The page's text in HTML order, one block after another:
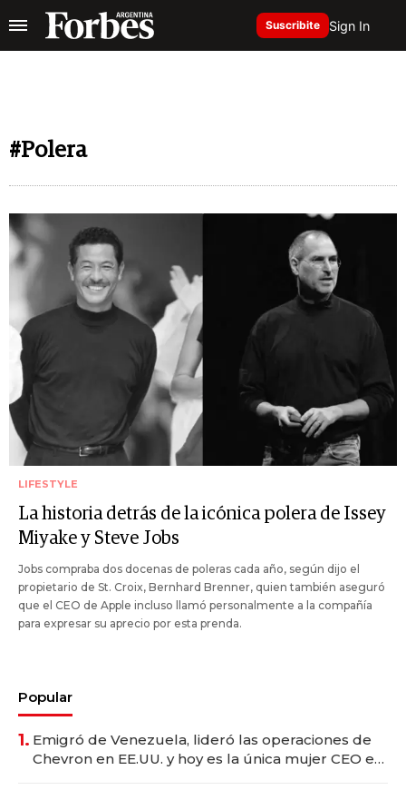
Suscribite Sign In
#Polera
LIFESTYLE
La historia detrás de la icónica polera de Issey
Miyake y Steve Jobs
Jobs compraba dos docenas de poleras cada año, según dijo el
propietario de St. Croix, Bernhard Brenner, quien también aseguró
que el CEO de Apple incluso llamó personalmente a la compañía
para expresar su aprecio por esta prenda.
Popular
1. Emigró de Venezuela, lideró las operaciones de
Chevron en EE.UU. y hoy es la única mujer CEO en